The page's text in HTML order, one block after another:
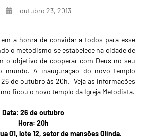
outubro 23, 2013
a honra de convidar a todos para esse
o metodismo se estabelece na cidade de
o objetivo de cooperar com Deus no seu
mundo. A inauguração do novo templo
de outubro às 20h. Veja as informações
ficou o novo templo da Igreja Metodista.
Data: 26 de outubro
Hora: 20h
01, lote 12, setor de mansões Olinda.